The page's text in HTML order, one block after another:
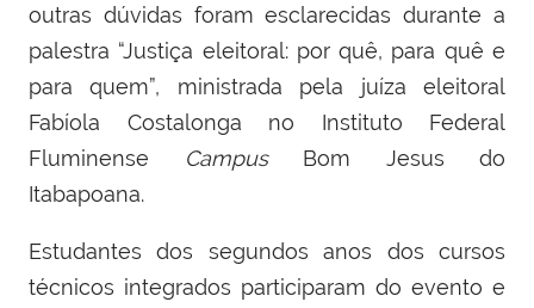
outras dúvidas foram esclarecidas durante a
palestra “Justiça eleitoral: por quê, para quê e
para quem”, ministrada pela juíza eleitoral
Fabíola Costalonga no Instituto Federal
Fluminense
Campus
Bom Jesus do
Itabapoana.
Estudantes dos segundos anos dos cursos
técnicos integrados participaram do evento e